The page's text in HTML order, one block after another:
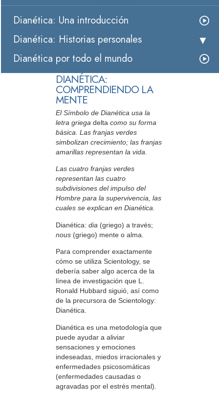
Dianética: Una introducción
Dianética: Historias personales
Dianética por todo el mundo
DIANÉTICA:
COMPRENDIENDO LA
MENTE
El Símbolo de Dianética usa la
letra griega delta como su forma
básica. Las franjas verdes
simbolizan crecimiento; las franjas
amarillas representan la vida.
Las cuatro franjas verdes
representan las cuatro
subdivisiones del impulso del
Hombre para la supervivencia, las
cuales se explican en Dianética.
Dianética: dia (griego) a través;
nous (griego) mente o alma.
Para comprender exactamente
cómo se utiliza Scientology, se
debería saber algo acerca de la
línea de investigación que L.
Ronald Hubbard siguió, así como
de la precursora de Scientology:
Dianética.
Dianética es una metodología que
puede ayudar a aliviar
sensaciones y emociones
indeseadas, miedos irracionales y
enfermedades psicosomáticas
(enfermedades causadas o
agravadas por el estrés mental).